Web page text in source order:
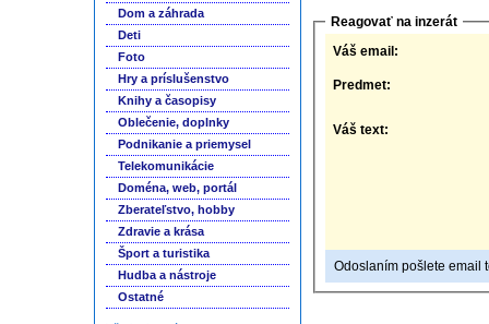
Dom a záhrada
Deti
Foto
Hry a príslušenstvo
Knihy a časopisy
Oblečenie, doplnky
Podnikanie a priemysel
Telekomunikácie
Doména, web, portál
Zberateľstvo, hobby
Zdravie a krása
Šport a turistika
Hudba a nástroje
Ostatné
Reagovať na inzerát
Váš email:
Predmet:
Váš text:
Odoslaním pošlete email